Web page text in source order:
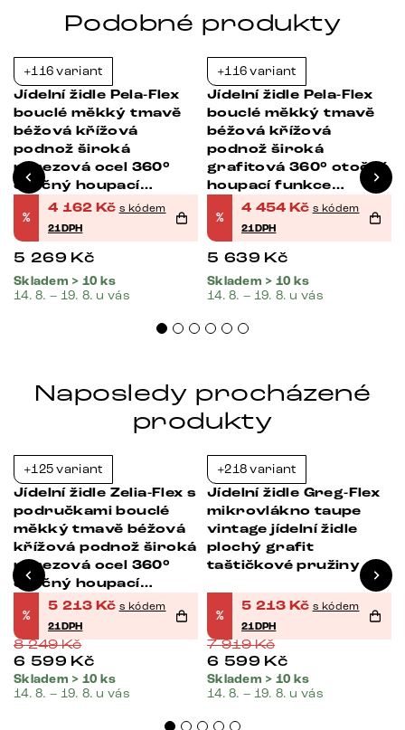
Podobné produkty
+116 variant
Jídelní židle Pela-Flex
bouclé měkký tmavě
béžová křížová
podnož široká
nerezová ocel 360°
otočný houpací
funkce taštičkové
pružiny
%
4 162 Kč s kódem
21DPH
5 269 Kč
Skladem > 10 ks
14. 8. – 19. 8. u vás
+116 variant
Jídelní židle Pela-Flex
bouclé měkký tmavě
béžová křížová
podnož široká
grafitová 360° otočná
houpací funkce
taštičkové pružiny
%
4 454 Kč s kódem
21DPH
5 639 Kč
Skladem > 10 ks
14. 8. – 19. 8. u vás
Naposledy procházené
produkty
+125 variant
Jídelní židle Zelia-Flex s
područkami bouclé
měkký tmavě béžová
křížová podnož široká
nerezová ocel 360°
otočný houpací
funkce taštičkové
pružiny
%
5 213 Kč s kódem
21DPH
8 249Kč
6 599 Kč
Skladem > 10 ks
14. 8. – 19. 8. u vás
+218 variant
Jídelní židle Greg-Flex
mikrovlákno taupe
vintage jídelní židle
plochý grafit
taštičkové pružiny
%
5 213 Kč s kódem
21DPH
7 919Kč
6 599 Kč
Skladem > 10 ks
14. 8. – 19. 8. u vás